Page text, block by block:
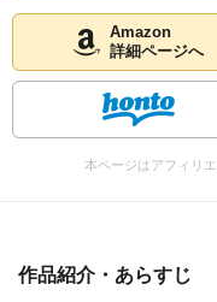
Amazon
詳細ページへ
本ページはアフィリ
作品紹介・あらすじ